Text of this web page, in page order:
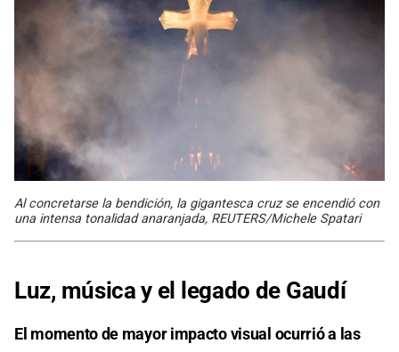
Al concretarse la bendición, la gigantesca cruz se encendió con
una intensa tonalidad anaranjada, REUTERS/Michele Spatari
Luz, música y el legado de Gaudí
El momento de mayor impacto visual ocurrió a las